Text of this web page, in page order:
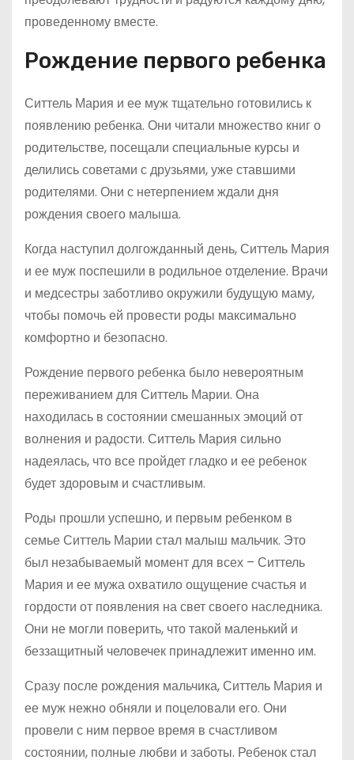
проведенному вместе.
Рождение первого ребенка
Ситтель Мария и ее муж тщательно готовились к
появлению ребенка. Они читали множество книг о
родительстве, посещали специальные курсы и
делились советами с друзьями, уже ставшими
родителями. Они с нетерпением ждали дня
рождения своего малыша.
Когда наступил долгожданный день, Ситтель Мария
и ее муж поспешили в родильное отделение. Врачи
и медсестры заботливо окружили будущую маму,
чтобы помочь ей провести роды максимально
комфортно и безопасно.
Рождение первого ребенка было невероятным
переживанием для Ситтель Марии. Она
находилась в состоянии смешанных эмоций от
волнения и радости. Ситтель Мария сильно
надеялась, что все пройдет гладко и ее ребенок
будет здоровым и счастливым.
Роды прошли успешно, и первым ребенком в
семье Ситтель Марии стал малыш мальчик. Это
был незабываемый момент для всех – Ситтель
Мария и ее мужа охватило ощущение счастья и
гордости от появления на свет своего наследника.
Они не могли поверить, что такой маленький и
беззащитный человечек принадлежит именно им.
Сразу после рождения мальчика, Ситтель Мария и
ее муж нежно обняли и поцеловали его. Они
провели с ним первое время в счастливом
состоянии, полные любви и заботы. Ребенок стал